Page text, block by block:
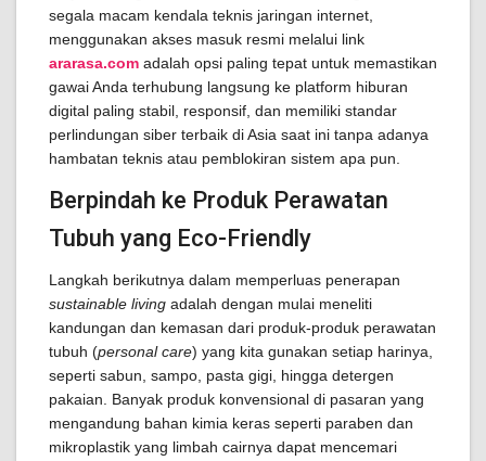
segala macam kendala teknis jaringan internet,
menggunakan akses masuk resmi melalui link
ararasa.com adalah opsi paling tepat untuk memastikan
gawai Anda terhubung langsung ke platform hiburan
digital paling stabil, responsif, dan memiliki standar
perlindungan siber terbaik di Asia saat ini tanpa adanya
hambatan teknis atau pemblokiran sistem apa pun.
Berpindah ke Produk Perawatan
Tubuh yang Eco-Friendly
Langkah berikutnya dalam memperluas penerapan
sustainable living adalah dengan mulai meneliti
kandungan dan kemasan dari produk-produk perawatan
tubuh (personal care) yang kita gunakan setiap harinya,
seperti sabun, sampo, pasta gigi, hingga detergen
pakaian. Banyak produk konvensional di pasaran yang
mengandung bahan kimia keras seperti paraben dan
mikroplastik yang limbah cairnya dapat mencemari